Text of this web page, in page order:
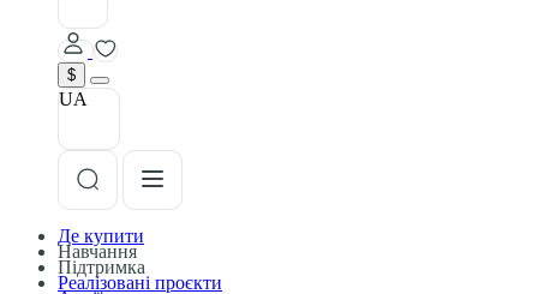
$
UA
Де купити
Навчання
Підтримка
Реалізовані проєкти